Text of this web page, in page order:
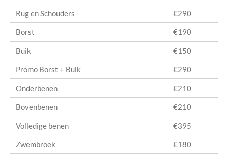
Rug en Schouders €290
Borst €190
Buik €150
Promo Borst + Buik €290
Onderbenen €210
Bovenbenen €210
Volledige benen €395
Zwembroek €180